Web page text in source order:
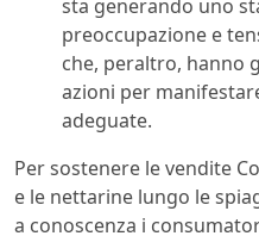
sta generando uno
preoccupazione e
che, peraltro, hanno
azioni per
adeguate.
Per sostenere le vendite
e le nettarine lungo le
a conoscenza i